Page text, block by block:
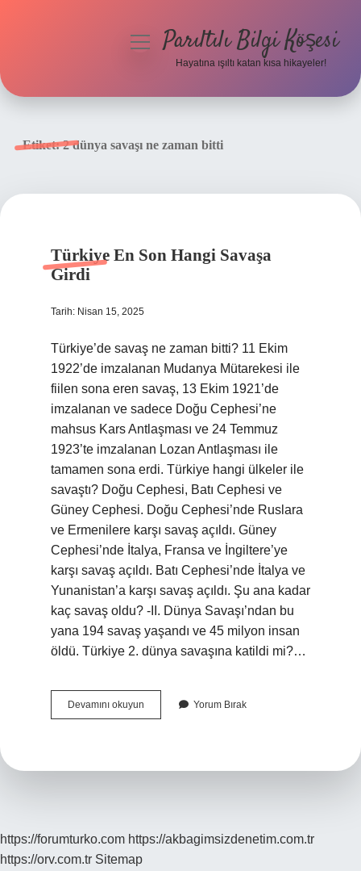
menüyüParıltılı Bilgi Köşesi
Hayatına ışıltı katan kısa hikayeler!
Etiket:2 dünya savaşı ne zaman bitti
Türkiye En Son Hangi Savaşa
Girdi
Tarih: Nisan 15, 2025
Türkiye’de savaş ne zaman bitti? 11 Ekim
1922’de imzalanan Mudanya Mütarekesi ile
fiilen sona eren savaş, 13 Ekim 1921’de
imzalanan ve sadece Doğu Cephesi’ne
mahsus Kars Antlaşması ve 24 Temmuz
1923’te imzalanan Lozan Antlaşması ile
tamamen sona erdi. Türkiye hangi ülkeler ile
savaştı? Doğu Cephesi, Batı Cephesi ve
Güney Cephesi. Doğu Cephesi’nde Ruslara
ve Ermenilere karşı savaş açıldı. Güney
Cephesi’nde İtalya, Fransa ve İngiltere’ye
karşı savaş açıldı. Batı Cephesi’nde İtalya ve
Yunanistan’a karşı savaş açıldı. Şu ana kadar
kaç savaş oldu? -II. Dünya Savaşı’ndan bu
yana 194 savaş yaşandı ve 45 milyon insan
öldü. Türkiye 2. dünya savaşına katildi mi?…
Devamını okuyun
En
Yorum Bırak
https://forumturko.com https://akbagimsizdenetim.com.tr
https://orv.com.tr Sitemap